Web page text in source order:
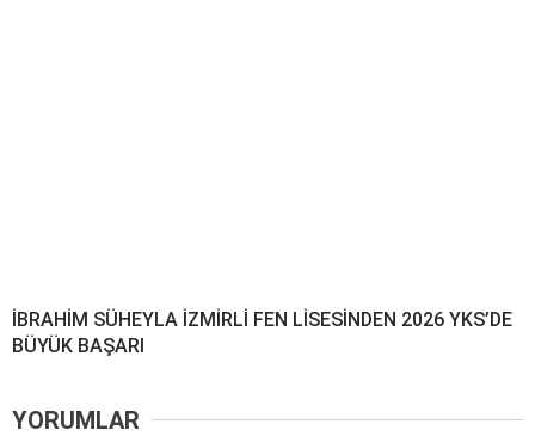
İBRAHİM SÜHEYLA İZMİRLİ FEN LİSESİNDEN 2026 YKS’DE
BÜYÜK BAŞARI
YORUMLAR